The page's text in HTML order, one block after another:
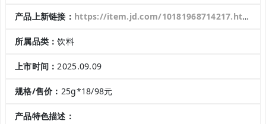
产品上新链接： https://item.jd.com/10181968714217.html#switch-sku
所属品类：饮料
上市时间：2025.09.09
规格/售价： 25g*18/98元
产品特色描述：